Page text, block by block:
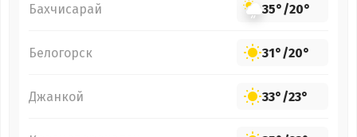
Бахчисарай 35°/20°
Белогорск 31°/20°
Джанкой 33°/23°